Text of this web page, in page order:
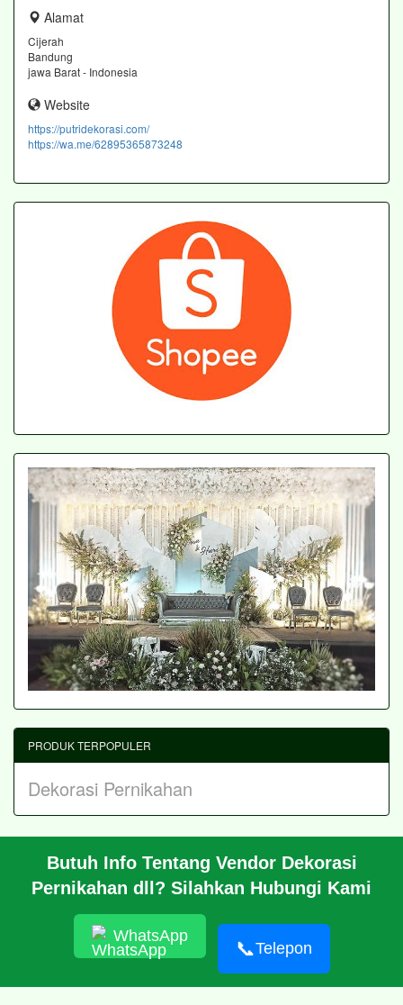
Alamat
Cijerah
Bandung
jawa Barat - Indonesia
Website
https://putridekorasi.com/
https://wa.me/62895365873248
Butuh Info Tentang Vendor Dekorasi
Pernikahan dll? Silahkan Hubungi Kami
WhatsApp
📞Telepon
PRODUK TERPOPULER
Dekorasi Pernikahan
BERANDA
PROFIL
CARA PESAN
HUBUNGI KAMI
RSS|sitemap.xml